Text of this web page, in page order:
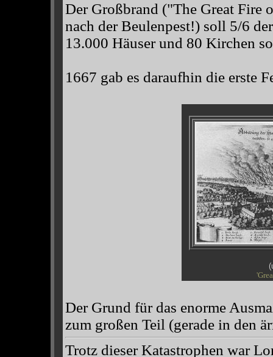
Der Großbrand ("The Great Fire
nach der Beulenpest!) soll 5/6
13.000 Häuser und 80 Kirchen
1667 gab es daraufhin die erste
Der Grund für das enorme
zum großen Teil (gerade in den
Trotz dieser Katastrophen war